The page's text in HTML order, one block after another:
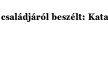
beszélt: